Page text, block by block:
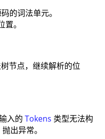
的词法单元。
置。
节点，继续解析的位
入的 Tokens 类型无法构
出异常。